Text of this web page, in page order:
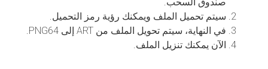
سيتم تحميل الملف ويمكنك رؤية رمز التحميل.
في النهاية، سيتم تحويل الملف من ART إلى PNG64.
الآن يمكنك تنزيل الملف.